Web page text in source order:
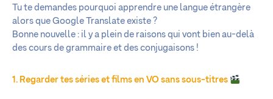
Tu te demandes pourquoi apprendre une langue étrangère
alors que Google Translate existe ?
Bonne nouvelle : il y a plein de raisons qui vont bien au-delà
des cours de grammaire et des conjugaisons !
1. Regarder tes séries et films en VO sans sous-titres